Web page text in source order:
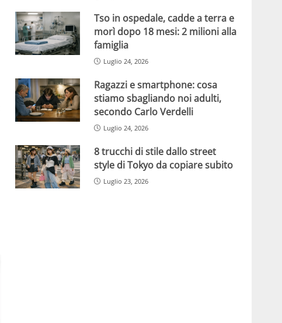
Tso in ospedale, cadde a terra e
morì dopo 18 mesi: 2 milioni alla
famiglia
Luglio 24, 2026
Ragazzi e smartphone: cosa
stiamo sbagliando noi adulti,
secondo Carlo Verdelli
Luglio 24, 2026
8 trucchi di stile dallo street
style di Tokyo da copiare subito
Luglio 23, 2026